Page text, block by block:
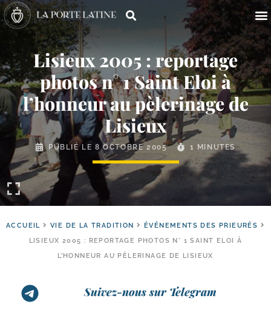
Lisieux 2005 : reportage
photos n° 1 Saint Eloi à
l’honneur au pèlerinage de
Lisieux
PUBLIÉ LE8 OCTOBRE 2005 1 MINUTES
ACCUEIL VIE DE LA TRADITION
ÉVÉNEMENTS DES PRIEURÉS
LISIEUX 2005 : REPORTAGE PHOTOS N° 1 SAINT ELOI À
L’HONNEUR AU PÈLERINAGE DE LISIEUX
Suivez-nous sur Telegram